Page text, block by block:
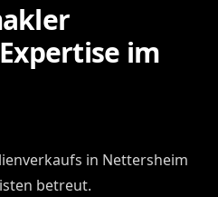
im
in Nettersheim
betreut.